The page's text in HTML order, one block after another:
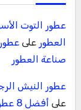
العطور على
صناعة العطور
عطور النيش
على أفضل 8 عطور الزفاف الرجالية 2025